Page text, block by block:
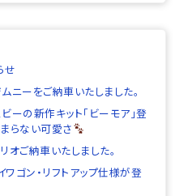
せ
ーをご納車いたしました。
ーの新作キット「ビーモア」登
らない可愛さ
ご納車いたしました。
ワゴン・リフトアップ仕様が登